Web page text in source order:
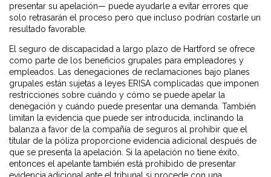
presentar su apelación— puede ayudarle a evitar errores que
solo retrasarán el proceso pero que incluso podrían costarle un
resultado favorable.
El seguro de discapacidad a largo plazo de Hartford se ofrece
como parte de los beneficios grupales para empleadores y
empleados. Las denegaciones de reclamaciones bajo planes
grupales están sujetas a leyes ERISA complicadas que imponen
restricciones sobre cuándo y cómo se puede apelar la
denegación y cuándo puede presentar una demanda. También
limitan la evidencia que puede ser introducida, inclinando la
balanza a favor de la compañía de seguros al prohibir que el
titular de la póliza proporcione evidencia adicional después de
que se presenta la apelación. Si la apelación no tiene éxito,
entonces el apelante también está prohibido de presentar